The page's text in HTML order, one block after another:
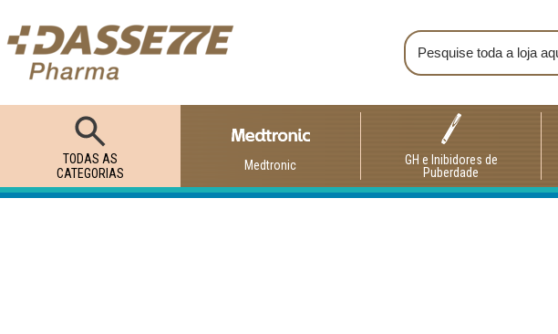
TODAS AS
CATEGORIAS
Medtronic
GH e Inibidores de
Puberdade